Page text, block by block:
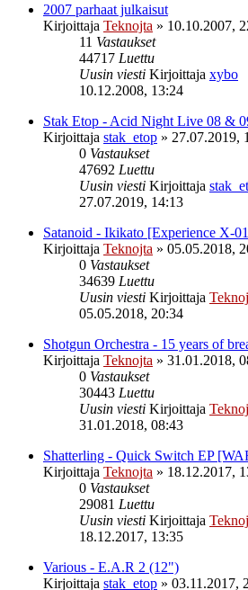
2007 parhaat julkaisut
Kirjoittaja Teknojta » 10.10.2007,
11 Vastaukset
44717 Luettu
Uusin viesti Kirjoittaja xybo
10.12.2008, 13:24
Stak Etop - Acid Night Live 08 &
Kirjoittaja stak_etop » 27.07.2019,
0 Vastaukset
47692 Luettu
Uusin viesti Kirjoittaja
27.07.2019, 14:13
Satanoid - Ikikato [Experience X-
Kirjoittaja Teknojta » 05.05.2018,
0 Vastaukset
34639 Luettu
Uusin viesti Kirjoittaja
05.05.2018, 20:34
Shotgun Orchestra - 15 years of
Kirjoittaja Teknojta » 31.01.2018,
0 Vastaukset
30443 Luettu
Uusin viesti Kirjoittaja
31.01.2018, 08:43
Shatterling - Quick Switch EP
Kirjoittaja Teknojta » 18.12.2017,
0 Vastaukset
29081 Luettu
Uusin viesti Kirjoittaja
18.12.2017, 13:35
Various - E.A.R 2 (12")
Kirjoittaja stak_etop » 03.11.2017,